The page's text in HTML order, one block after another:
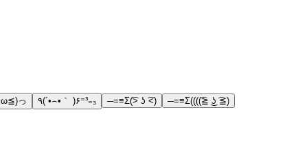
っ ٩(´•⌢•｀ )۶⁼³₌₃ ─=≡Σ(͡> ʖ ͡<)
─=≡Σ((((͡≧ ͜ʖ ͡≦)